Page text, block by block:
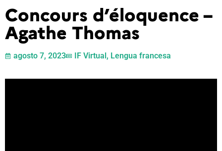
Concours d’éloquence –
Agathe Thomas
agosto 7, 2023 IF Virtual, Lengua francesa